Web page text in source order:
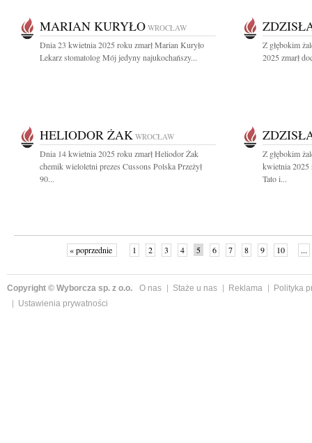
MARIAN KURYŁO WROCŁAW
Dnia 23 kwietnia 2025 roku zmarł Marian Kuryło
Lekarz stomatolog Mój jedyny najukochańszy...
Z głębokim
2025 zmarł
HELIODOR ŻAK WROCŁAW
Dnia 14 kwietnia 2025 roku zmarł Heliodor Żak
chemik wieloletni prezes Cussons Polska Przeżył
90...
Z głębokim
kwietnia 2025
Tato i...
« poprzednie 1 2 3 4 5 6 7 8 9 10 ...
Copyright © Wyborcza sp. z o.o. O nas Staże u nas Reklama
Polityka
Ustawienia prywatności